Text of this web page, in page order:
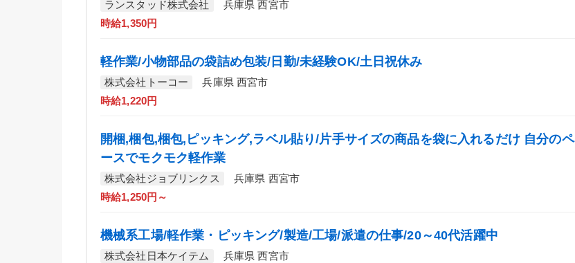
ランスタッド株式会社
兵庫県 西宮市
時給1,350円
軽作業/小物部品の袋詰め包装/日勤/未経験OK/土日祝休み
株式会社トーコー
兵庫県 西宮市
時給1,220円
開梱,梱包,梱包,ピッキング,ラベル貼り/片手サイズの商品を袋に入れるだけ 自分のペ
ースでモクモク軽作業
株式会社ジョブリンクス
兵庫県 西宮市
時給1,250円～
機械系工場/軽作業・ピッキング/製造/工場/派遣の仕事/20～40代活躍中
株式会社日本ケイテム
兵庫県 西宮市